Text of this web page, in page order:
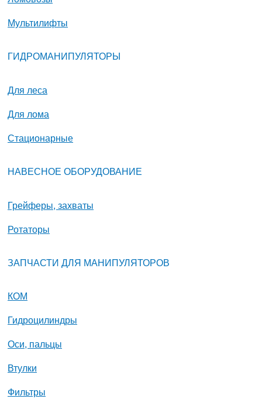
Мультилифты
ГИДРОМАНИПУЛЯТОРЫ
Для леса
Для лома
Стационарные
НАВЕСНОЕ ОБОРУДОВАНИЕ
Грейферы, захваты
Ротаторы
ЗАПЧАСТИ ДЛЯ МАНИПУЛЯТОРОВ
КОМ
Гидроцилиндры
Оси, пальцы
Втулки
Фильтры